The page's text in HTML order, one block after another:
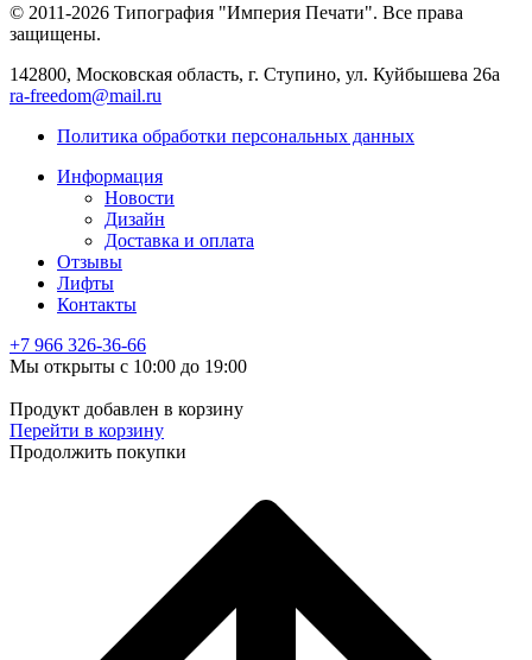
© 2011-2026 Типография "Империя Печати". Все права
защищены.
142800, Московская область, г. Ступино, ул. Куйбышева 26а
ra-freedom@mail.ru
Политика обработки персональных данных
Информация
Новости
Дизайн
Доставка и оплата
Отзывы
Лифты
Контакты
+7 966 326-36-66
Мы открыты с 10:00 до 19:00
Продукт добавлен в корзину
Перейти в корзину
Продолжить покупки